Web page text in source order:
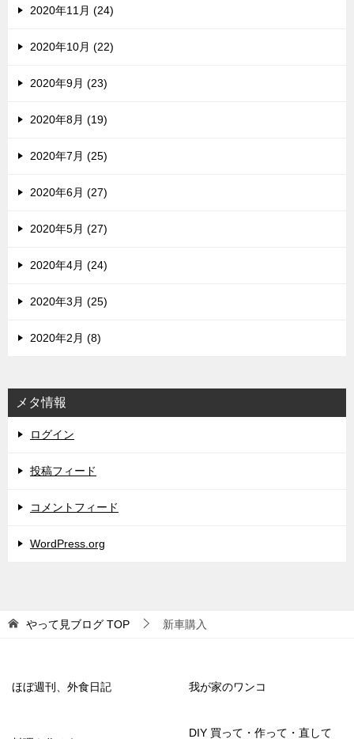
2020年11月 (24)
2020年10月 (22)
2020年9月 (23)
2020年8月 (19)
2020年7月 (25)
2020年6月 (27)
2020年5月 (27)
2020年4月 (24)
2020年3月 (25)
2020年2月 (8)
メタ情報
ログイン
投稿フィード
コメントフィード
WordPress.org
やって見ブログ TOP 新車購入
ほぼ週刊、外食日記 我が家のワンコ
DIY 買って・作って・直して